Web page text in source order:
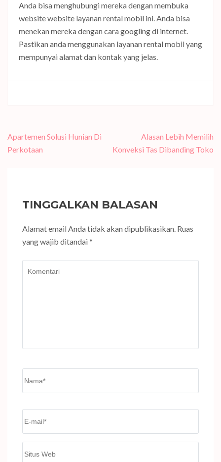
Anda bisa menghubungi mereka dengan membuka
website website layanan rental mobil ini. Anda bisa
menekan mereka dengan cara googling di internet.
Pastikan anda menggunakan layanan rental mobil yang
mempunyai alamat dan kontak yang jelas.
Navigasi
pos
Apartemen Solusi Hunian Di
Perkotaan
Alasan Lebih Memilih
Konveksi Tas Dibanding Toko
TINGGALKAN BALASAN
Alamat email Anda tidak akan dipublikasikan. Ruas
yang wajib ditandai*